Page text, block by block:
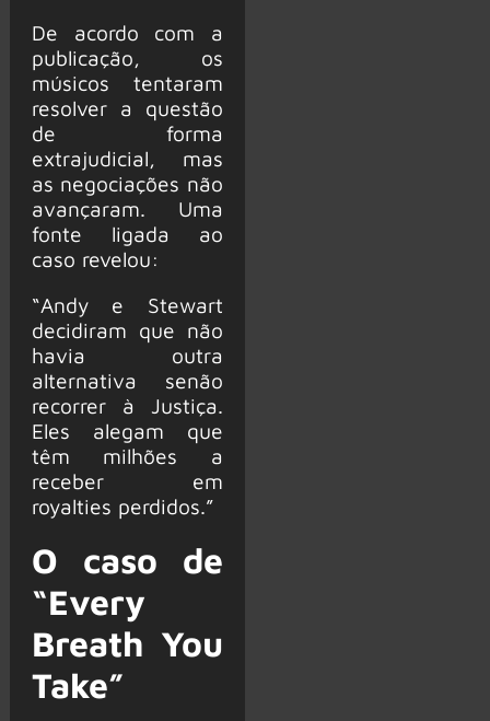
De acordo com a
publicação, os
músicos tentaram
resolver a questão
de forma
extrajudicial, mas
as negociações não
avançaram. Uma
fonte ligada ao
caso revelou:
“Andy e Stewart
decidiram que não
havia outra
alternativa senão
recorrer à Justiça.
Eles alegam que
têm milhões a
receber em
royalties perdidos.”
O caso de
“Every
Breath You
Take”